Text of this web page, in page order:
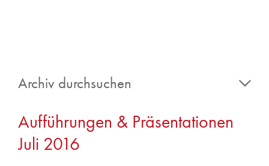
Archiv durchsuchen
Juli 2026
2025
Aufführungen & Präsentationen
Juli 2016